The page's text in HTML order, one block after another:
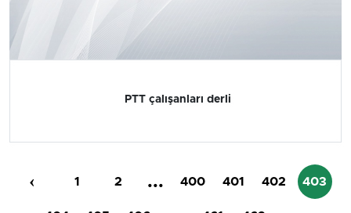
PTT çalışanları derli
‹ 1 2 ... 400 401 402 403